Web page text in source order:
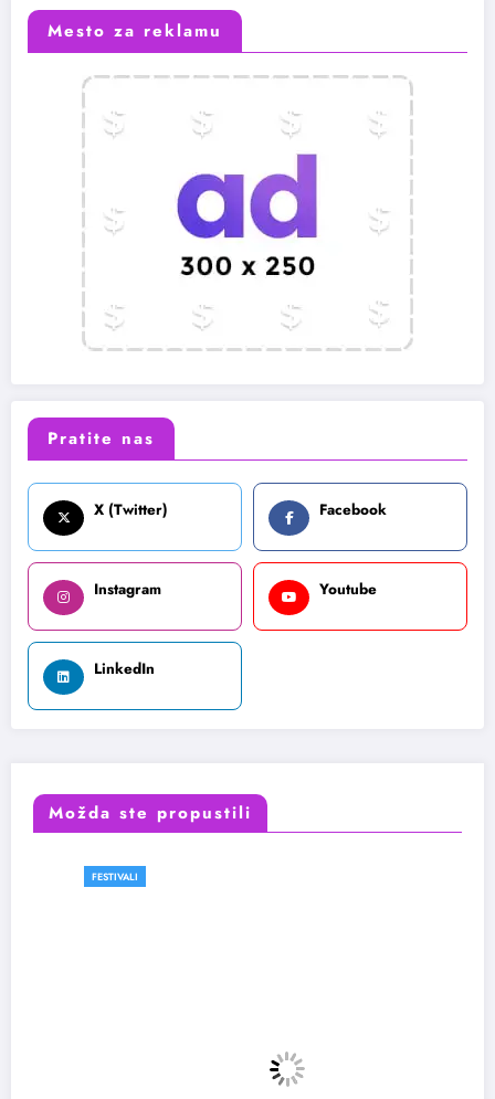
Mesto za reklamu
Pratite nas
X (Twitter) Facebook
Instagram Youtube
LinkedIn
Možda ste propustili